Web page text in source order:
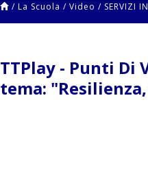
/ La Scuola / Video / SERVIZI
TTPlay - Punti Di
tema: